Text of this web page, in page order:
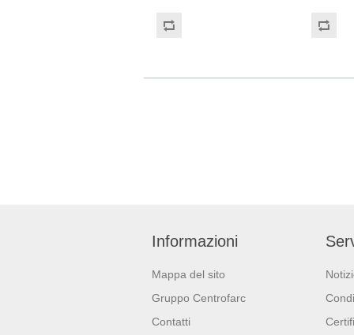
protezione Individuale: Cat. III
Informazioni
Mappa del sito
Gruppo Centrofarc
Contatti